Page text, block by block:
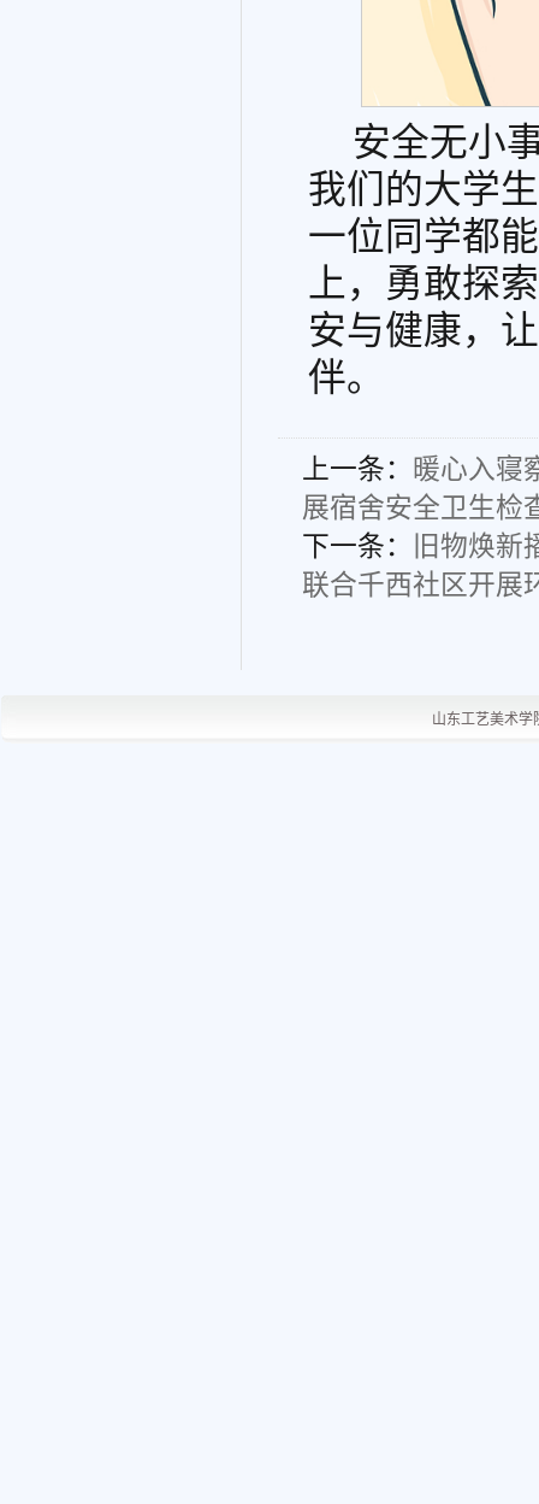
安全无小
我们的大学
一位同学都
上，勇敢探
安与健康，
伴。
上一条：
暖心入寝
展宿舍安全卫生检
下一条：
旧物焕
联合千西社区开展
山东工艺美术